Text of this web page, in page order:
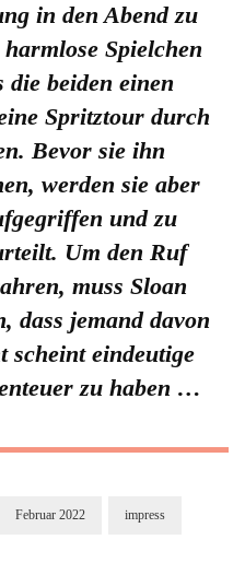
in den Abend zu
Spielchen
die beiden einen
Spritztour durch
Bevor sie ihn
werden sie aber
und zu
Um den Ruf
muss Sloan
dass jemand davon
eindeutige
zu haben …
Februar 2022 impress